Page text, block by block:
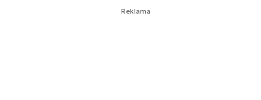
Reklama